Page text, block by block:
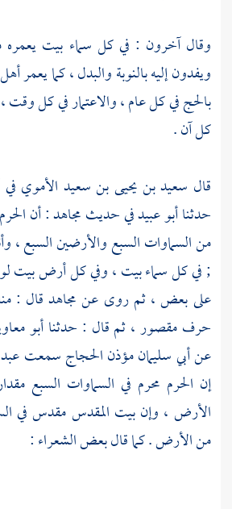
وقال آخرون : في كل سماء بيت يعمره
ويفدون إليه بالنوبة والبدل ، كما يعمر
بالحج في كل عام ، والاعتمار في كل وقت
كل آن .
قال سعيد بن يحيى بن سعيد الأموي
حدثناأبو عبيدفي حديثمجاهد: أن
من السماوات السبع والأرضين السبع ،
; في كل سماء بيت ، وفي كل أرض
على بعض ، ثم روى عن مجاهد قال :
حرف مقصور ، ثم قال : حدثناأبو
عنأبي سليمانمؤذنالحجاجسمعت
إن الحرم محرم في السماوات السبع
الأرض ، وإنبيت المقدسمقدس في
من الأرض . كما قال بعض الشعراء :